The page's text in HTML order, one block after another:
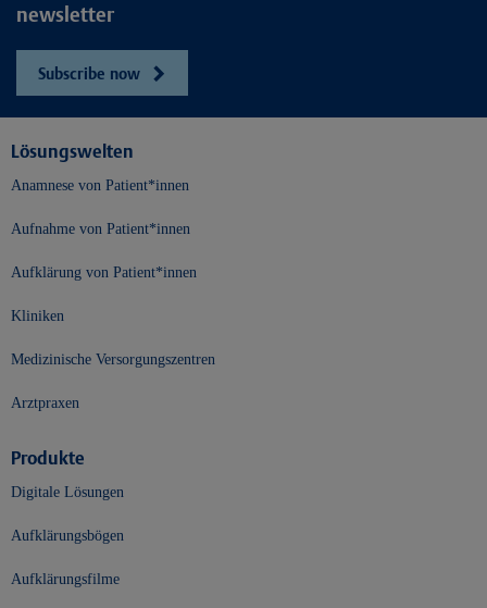
newsletter
Subscribe now
Lösungswelten
Anamnese von Patient*innen
Aufnahme von Patient*innen
Aufklärung von Patient*innen
Kliniken
Medizinische Versorgungszentren
Arztpraxen
Produkte
Digitale Lösungen
Aufklärungsbögen
Aufklärungsfilme